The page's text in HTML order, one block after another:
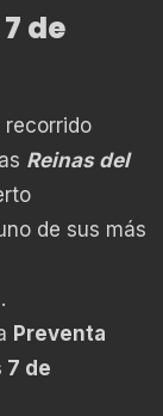
de
recorrido
Reinas del
de sus más
.
Preventa
7 de